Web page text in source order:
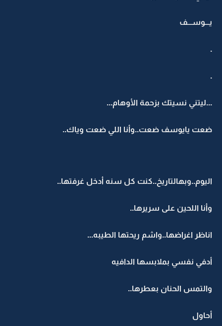
يـــوســـف
.
.
...ليتني نسيتك بزحمة الأوهام...
ضعت يايوسف ضعت..وأنا اللي ضعت وياك..
اليوم..وبهالتاريخ..كنت كل سنه أدخل غرفتها..
وأنا اللحين على سريرها..
اناظر اغراضها..واشم ريحتها الطيبه...
أدفي نفسي بملابسها الدافيه
والتمس الحنان بعطرها..
أحاول